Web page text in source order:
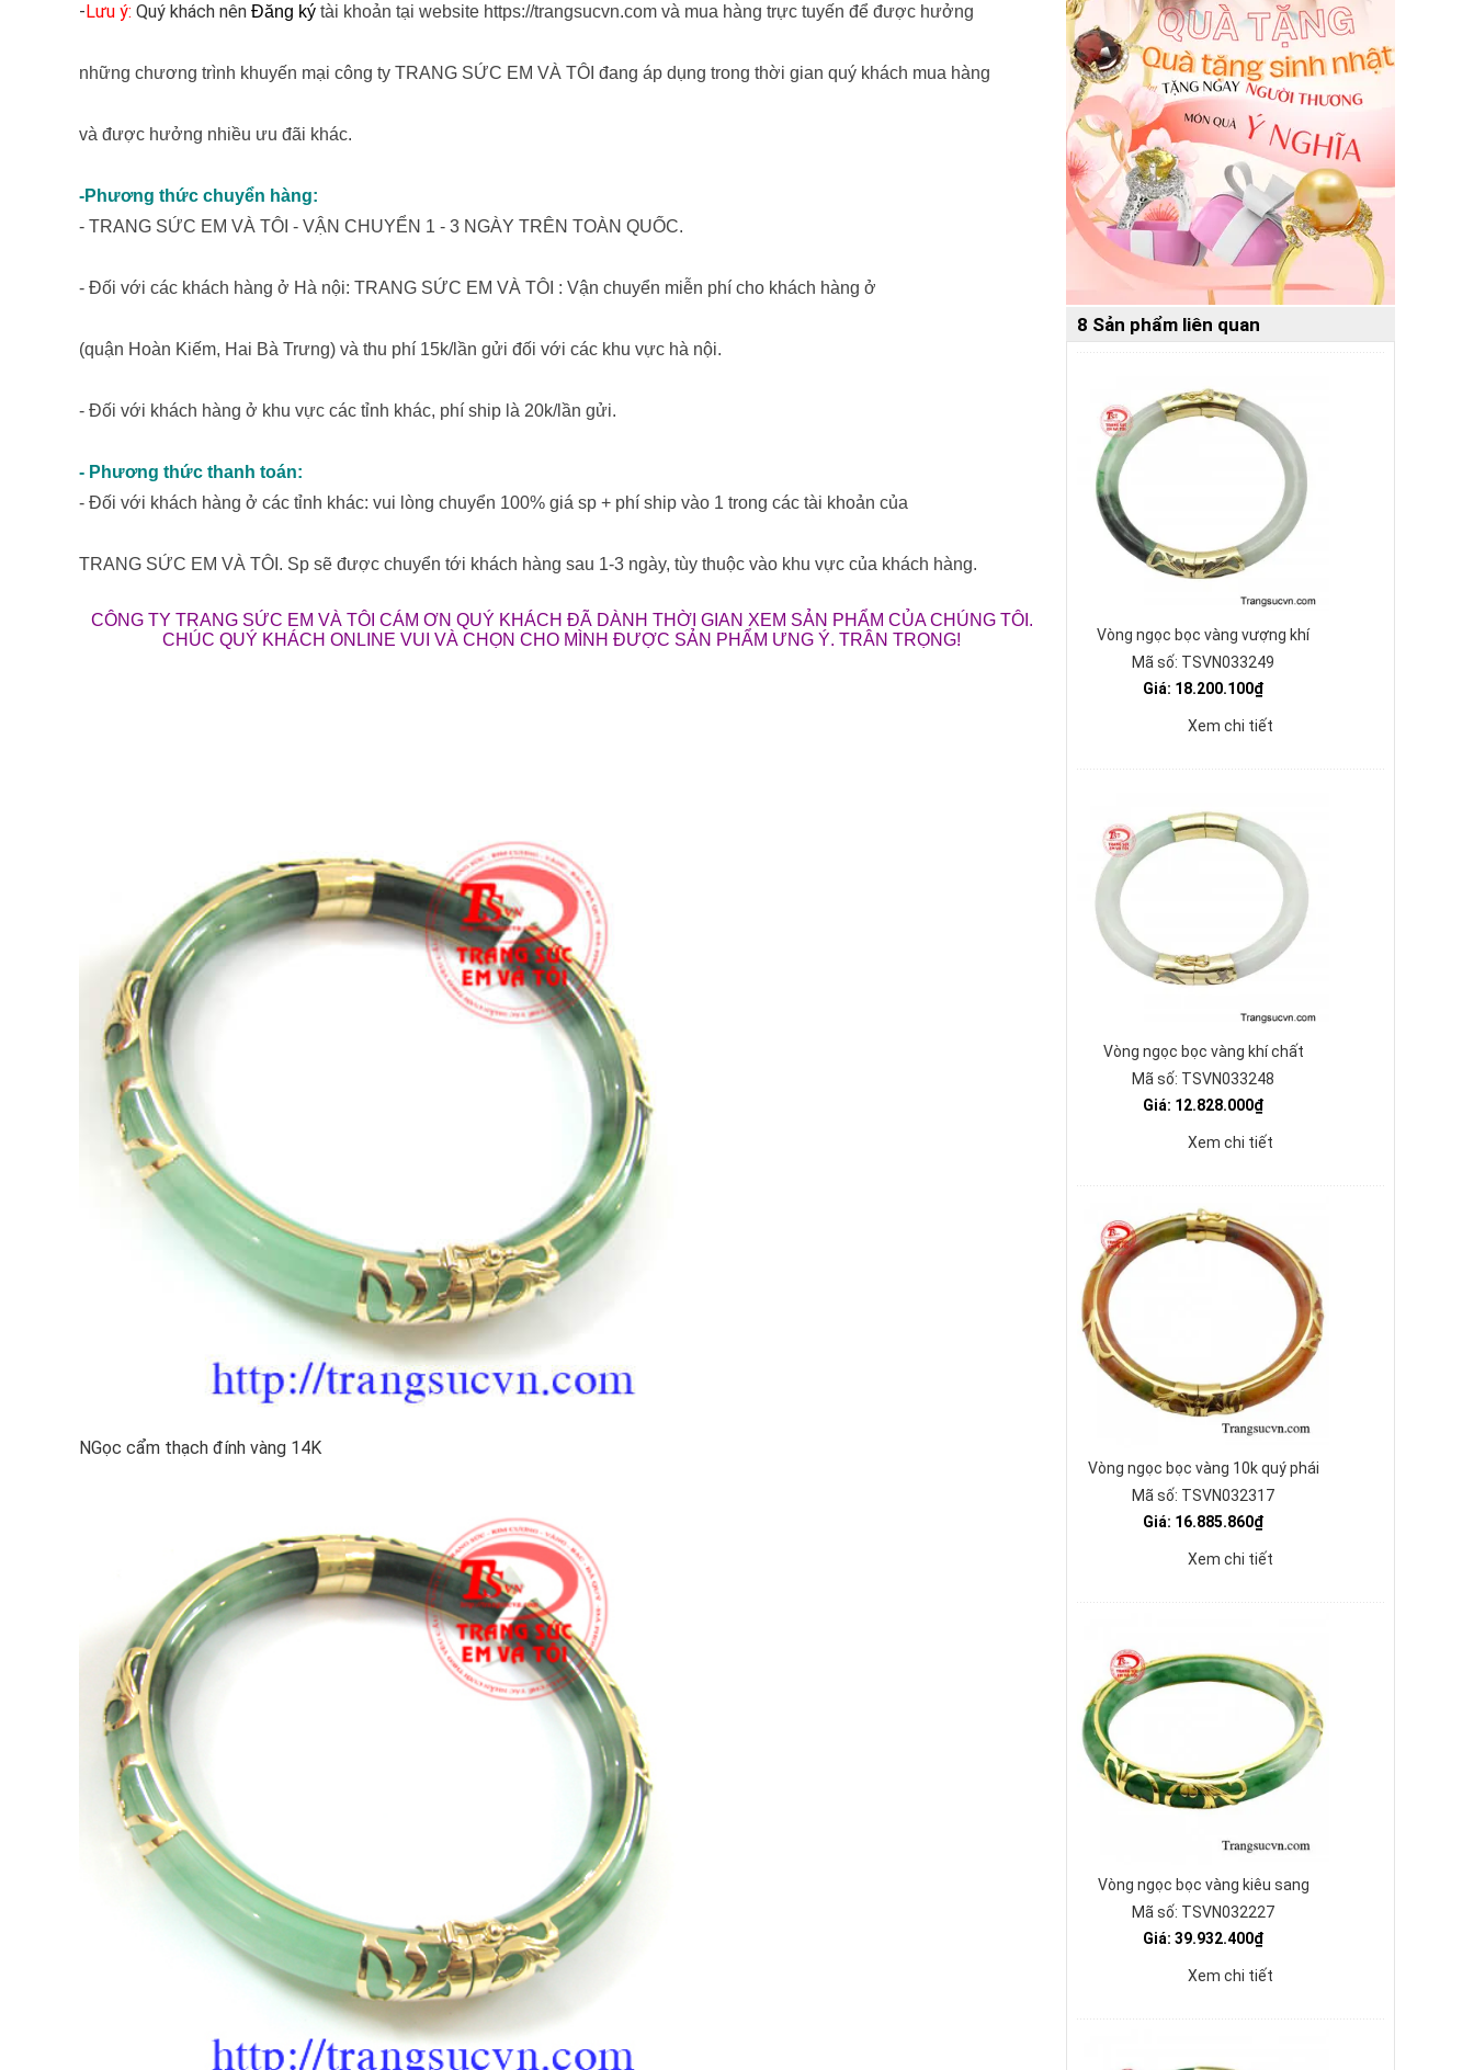
-Lưu ý: Quý khách nên Đăng ký tài khoản tại website https://trangsucvn.com và mua hàng trực tuyến để được hưởng
những chương trình khuyến mại công ty TRANG SỨC EM VÀ TÔI đang áp dụng trong thời gian quý khách mua hàng
và được hưởng nhiều ưu đãi khác.
-Phương thức chuyển hàng:
- TRANG SỨC EM VÀ TÔI - VẬN CHUYỂN 1 - 3 NGÀY TRÊN TOÀN QUỐC.
- Đối với các khách hàng ở Hà nội: TRANG SỨC EM VÀ TÔI : Vận chuyển miễn phí cho khách hàng ở
(quận Hoàn Kiếm, Hai Bà Trưng) và thu phí 15k/lần gửi đối với các khu vực hà nội.
- Đối với khách hàng ở khu vực các tỉnh khác, phí ship là 20k/lần gửi.
- Phương thức thanh toán:
- Đối với khách hàng ở các tỉnh khác: vui lòng chuyển 100% giá sp + phí ship vào 1 trong các tài khoản của
TRANG SỨC EM VÀ TÔI. Sp sẽ được chuyển tới khách hàng sau 1-3 ngày, tùy thuộc vào khu vực của khách hàng.
CÔNG TY TRANG SỨC EM VÀ TÔI CÁM ƠN QUÝ KHÁCH ĐÃ DÀNH THỜI GIAN XEM SẢN PHẨM CỦA CHÚNG TÔI.
CHÚC QUÝ KHÁCH ONLINE VUI VÀ CHỌN CHO MÌNH ĐƯỢC SẢN PHẨM ƯNG Ý. TRÂN TRỌNG!
NGọc cẩm thạch đính vàng 14K
8 Sản phẩm liên quan
Vòng ngọc bọc vàng vượng khí
Mã số: TSVN033249
Giá: 18.200.100₫
Xem chi tiết
Vòng ngọc bọc vàng khí chất
Mã số: TSVN033248
Giá: 12.828.000₫
Xem chi tiết
Vòng ngọc bọc vàng 10k quý phái
Mã số: TSVN032317
Giá: 16.885.860₫
Xem chi tiết
Vòng ngọc bọc vàng kiêu sang
Mã số: TSVN032227
Giá: 39.932.400₫
Xem chi tiết